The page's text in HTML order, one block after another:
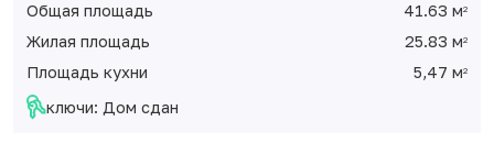
Общая площадь
41.63 м2
Жилая площадь 25.83 м2
Площадь кухни 5,47 м2
ключи: Дом сдан